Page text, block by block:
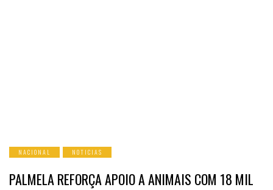
NACIONAL NOTICIAS
PALMELA REFORÇA APOIO A ANIMAIS COM 18 MIL